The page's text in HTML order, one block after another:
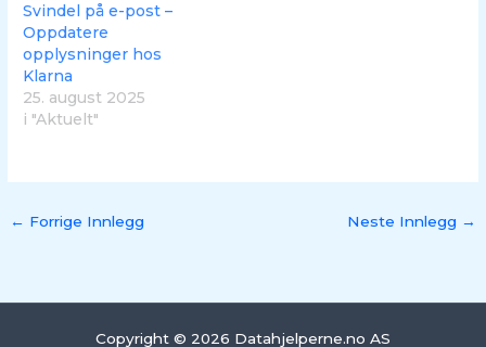
Svindel på e-post –
Oppdatere
opplysninger hos
Klarna
25. august 2025
i "Aktuelt"
← Forrige Innlegg Neste Innlegg →
Copyright © 2026 Datahjelperne.no AS